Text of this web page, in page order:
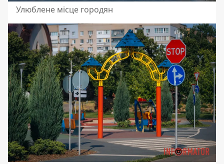
Улюблене місце городян